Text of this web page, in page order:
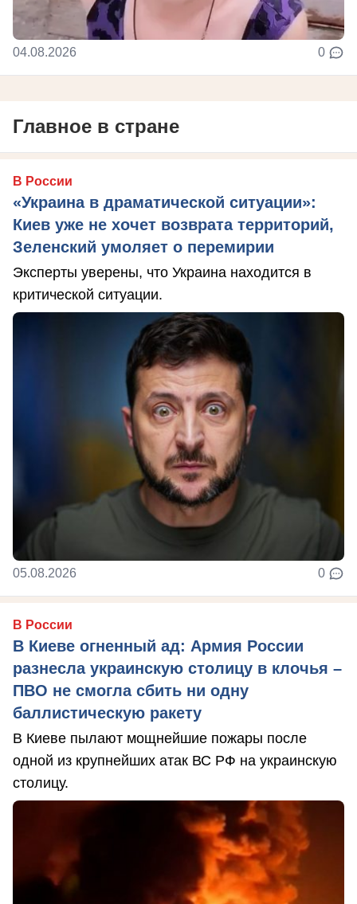
04.08.2026 0
Главное в стране
В России
«Украина в драматической ситуации»:
Киев уже не хочет возврата территорий,
Зеленский умоляет о перемирии
Эксперты уверены, что Украина находится в
критической ситуации.
05.08.2026 0
В России
В Киеве огненный ад: Армия России
разнесла украинскую столицу в клочья –
ПВО не смогла сбить ни одну
баллистическую ракету
В Киеве пылают мощнейшие пожары после
одной из крупнейших атак ВС РФ на украинскую
столицу.